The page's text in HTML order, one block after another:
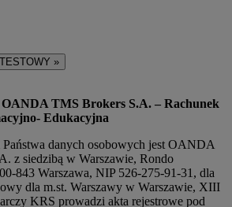
»
TMS Brokers S.A. – Rachunek
Edukacyjna
danych osobowych jest OANDA
z siedzibą w Warszawie, Rondo
843 Warszawa, NIP 526-275-91-31, dla
dla m.st. Warszawy w Warszawie, XIII
KRS prowadzi akta rejestrowe pod